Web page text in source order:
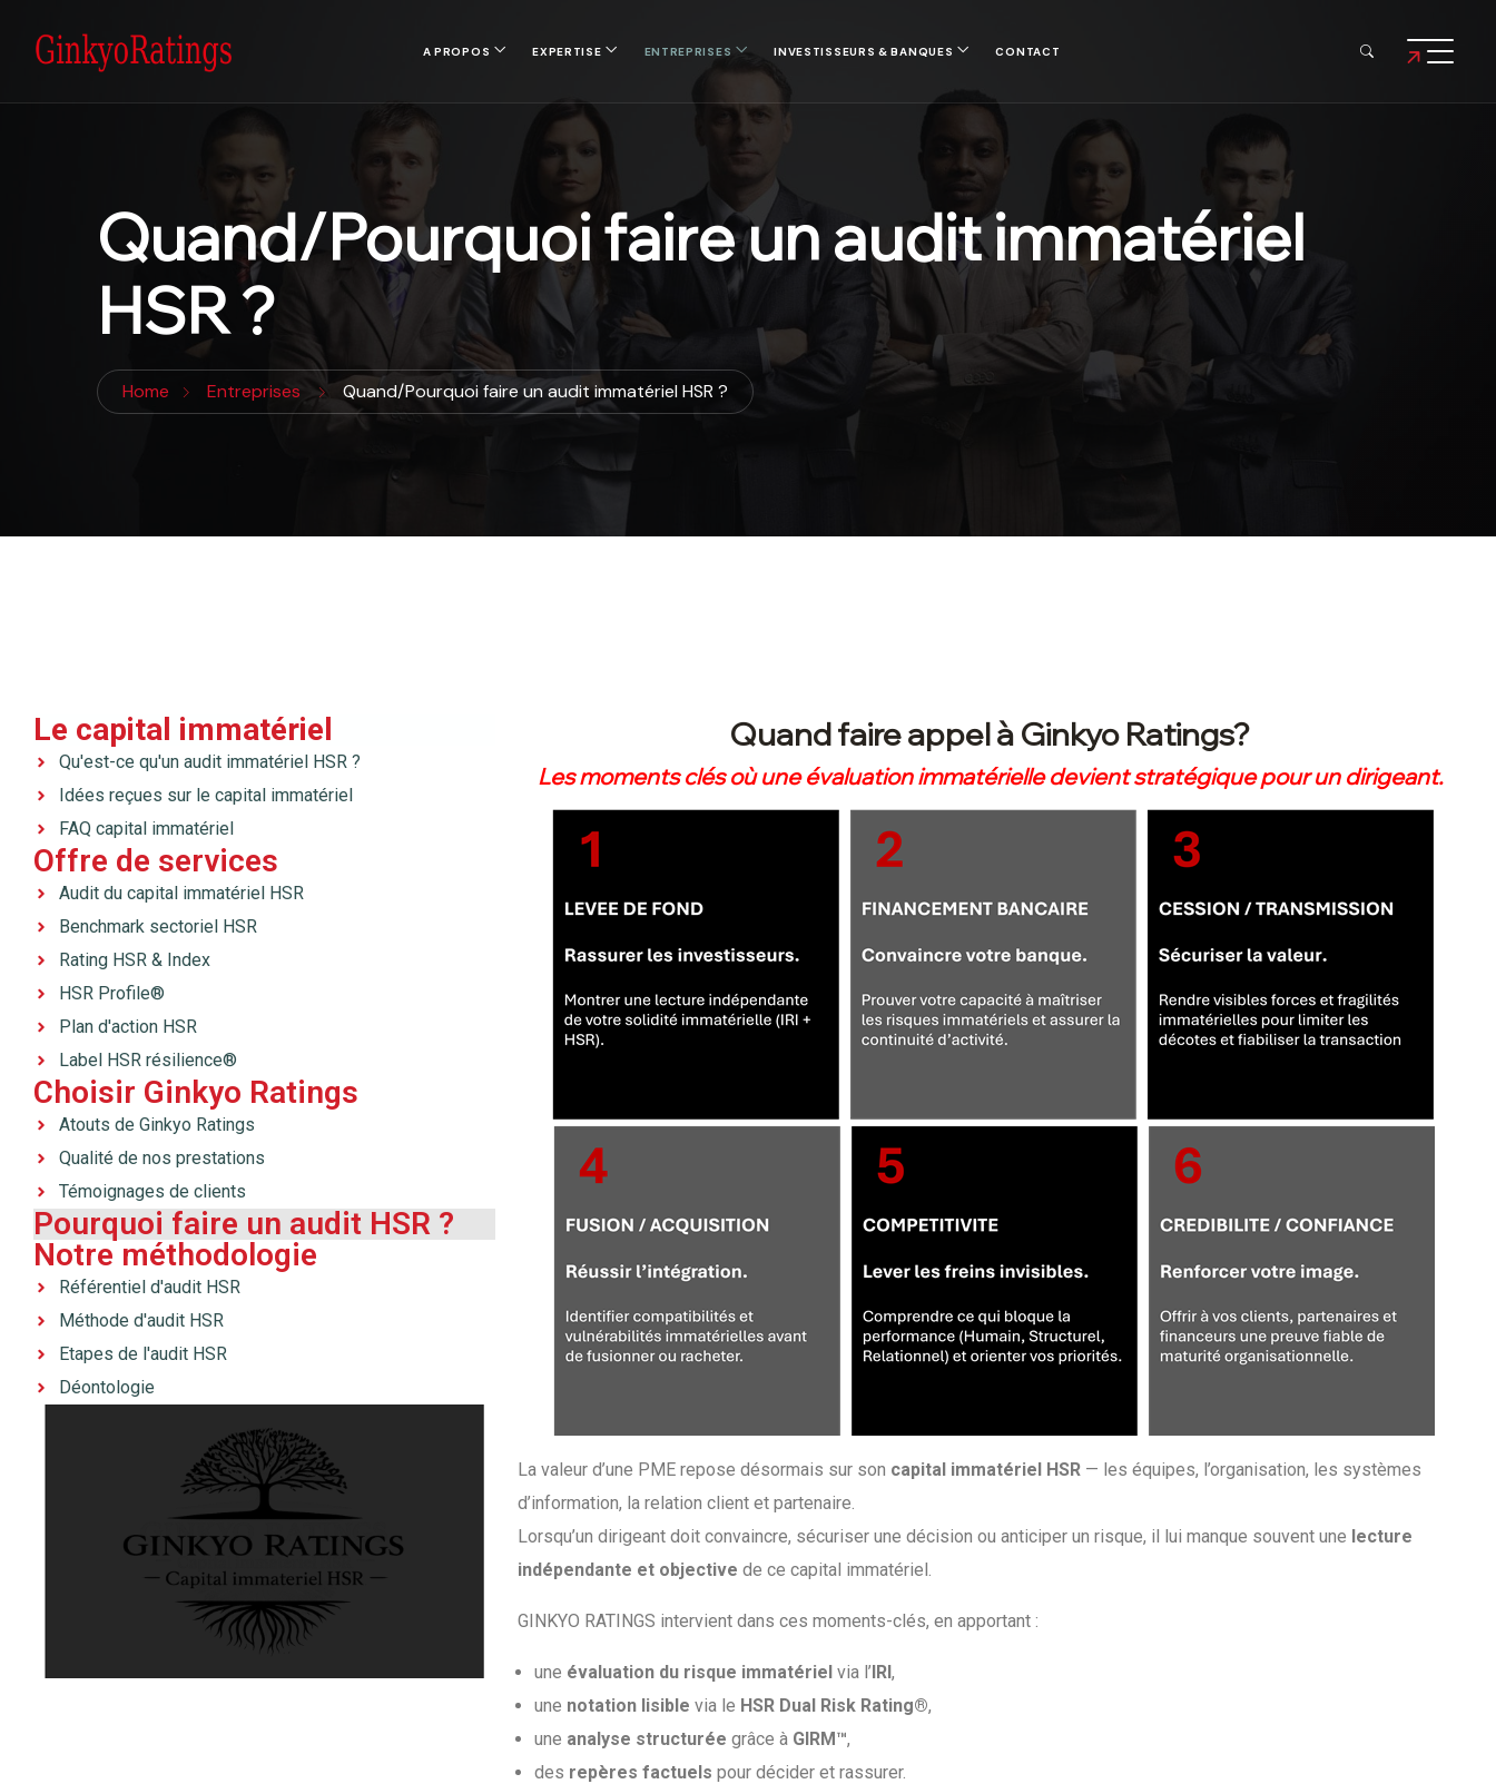
A PROPOS EXPERTISE ENTREPRISES INVESTISSEURS & BANQUES CONTACT
Quand/Pourquoi faire un audit immatériel
HSR ?
Home Entreprises Quand/Pourquoi faire un audit immatériel HSR ?
Le capital immatériel
Qu'est-ce qu'un audit immatériel HSR ?
Idées reçues sur le capital immatériel
FAQ capital immatériel
Offre de services
Audit du capital immatériel HSR
Benchmark sectoriel HSR
Rating HSR & Index
HSR Profile®
Plan d'action HSR
Label HSR résilience®
Choisir Ginkyo Ratings
Atouts de Ginkyo Ratings
Qualité de nos prestations
Témoignages de clients
Pourquoi faire un audit HSR ?
Notre méthodologie
Référentiel d'audit HSR
Méthode d'audit HSR
Etapes de l'audit HSR
Déontologie
Quand faire appel à Ginkyo Ratings?
Les moments clés où une évaluation immatérielle devient stratégique pour un dirigeant.
La valeur d’une PME repose désormais sur son capital immatériel HSR— les équipes, l’organisation, les systèmes
d’information, la relation client et partenaire.
Lorsqu’un dirigeant doit convaincre, sécuriser une décision ou anticiper un risque, il lui manque souvent une lecture
indépendante et objective de ce capital immatériel.
GINKYO RATINGS intervient dans ces moments-clés, en apportant :
une évaluation du risque immatérielvia l’IRI,
une notation lisible via le HSR Dual Risk Rating®,
une analyse structurée grâce à GIRM™,
des repères factuels pour décider et rassurer.